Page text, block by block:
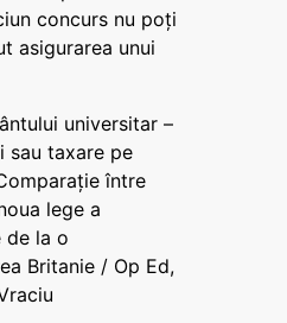
concurs nu poți
asigurarea unui
universitar –
sau taxare pe
între
lege a
de la o
Britanie / Op Ed,